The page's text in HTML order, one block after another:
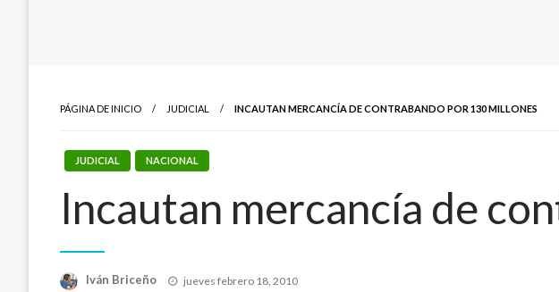
PÁGINA DE INICIO JUDICIAL INCAUTAN MERCANCÍA DE CONTRABANDO POR 130 MILLONES
JUDICIAL NACIONAL
Incautan mercancía de
Iván Briceño
Publicado
jueves febrero 18, 2010